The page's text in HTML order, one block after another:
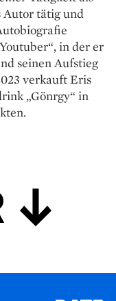
Autor tätig und
in der er
seinen Aufstieg
verkauft Eris
„Gönrgy“ in